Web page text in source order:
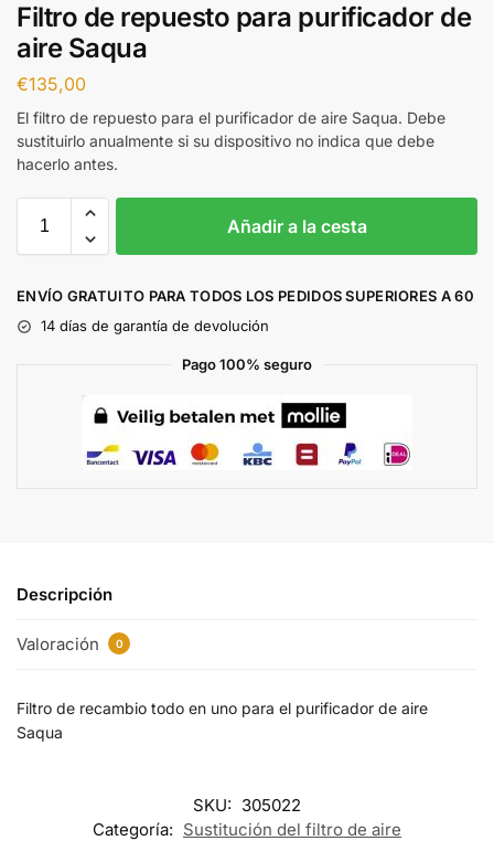
Filtro de repuesto para purificador de
aire Saqua
€135,00
El filtro de repuesto para el purificador de aire Saqua. Debe
sustituirlo anualmente si su dispositivo no indica que debe
hacerlo antes.
Añadir a la cesta
ENVÍO GRATUITO PARA TODOS LOS PEDIDOS SUPERIORES A 60
14 días de garantía de devolución
Pago 100% seguro
Descripción
Valoración 0
Filtro de recambio todo en uno para el purificador de aire
Saqua
SKU: 305022
Categoría: Sustitución del filtro de aire